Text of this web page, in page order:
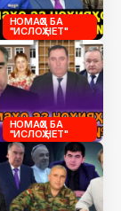
НОМАҲО БА
"ИСЛОҲ.НЕТ"
НОМАҲО БА
"ИСЛОҲ.НЕТ"